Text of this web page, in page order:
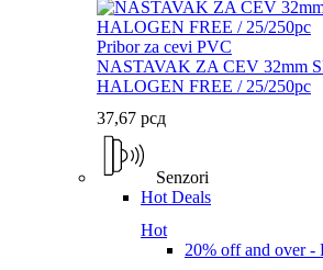
Pribor za cevi PVC
NASTAVAK ZA CEV 32mm
HALOGEN FREE / 25/250pc
37,67 рсд
Senzori
Hot Deals
Hot
20% off and over -